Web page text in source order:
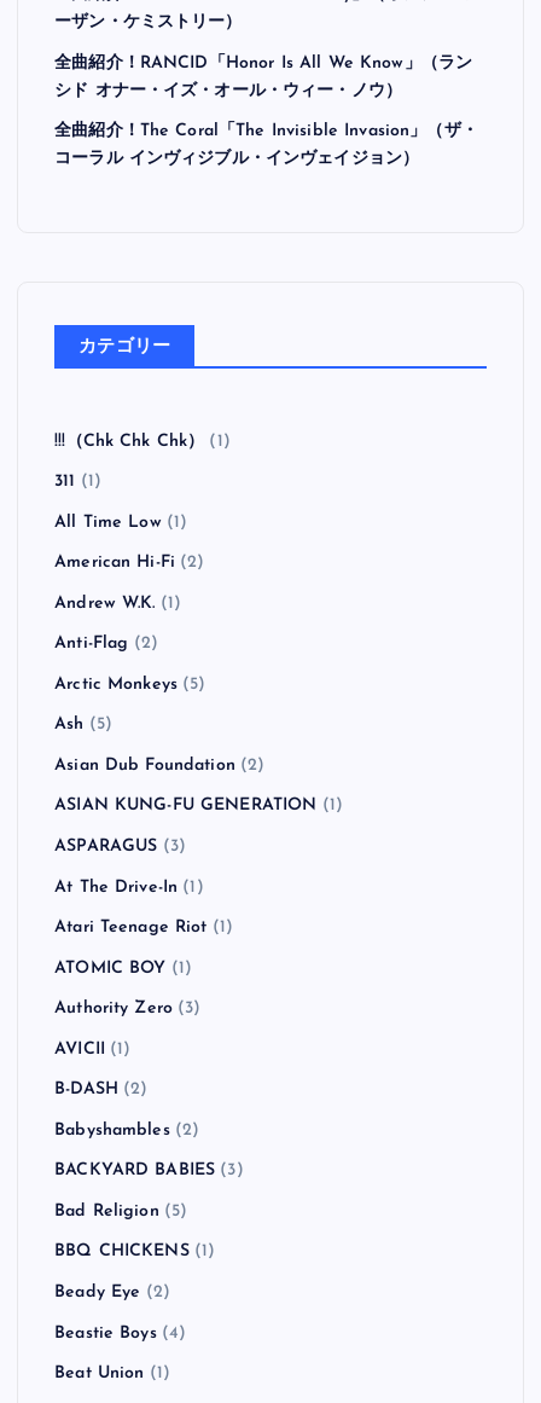
ーザン・ケミストリー）
全曲紹介！RANCID「Honor Is All We Know」（ラン
シド オナー・イズ・オール・ウィー・ノウ）
全曲紹介！The Coral「The Invisible Invasion」（ザ・
コーラル インヴィジブル・インヴェイジョン）
カテゴリー
!!!（Chk Chk Chk） (1)
311 (1)
All Time Low(1)
American Hi-Fi (2)
Andrew W.K. (1)
Anti-Flag (2)
Arctic Monkeys (5)
Ash (5)
Asian Dub Foundation (2)
ASIAN KUNG-FU GENERATION (1)
ASPARAGUS (3)
At The Drive-In (1)
Atari Teenage Riot (1)
ATOMIC BOY (1)
Authority Zero (3)
AVICII (1)
B-DASH (2)
Babyshambles(2)
BACKYARD BABIES (3)
Bad Religion (5)
BBQ CHICKENS(1)
Beady Eye (2)
Beastie Boys(4)
Beat Union (1)